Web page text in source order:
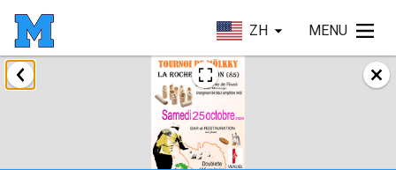
ZH MENU
2025年1月
Tournoi Mixte ASPTTOM
法國